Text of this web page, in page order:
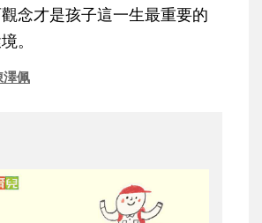
念才是孩子這一生最重要的
。
澤佩